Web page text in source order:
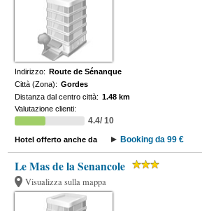
Indirizzo: Route de Sénanque
Città (Zona): Gordes
Distanza dal centro città: 1.48 km
Valutazione clienti:
4.4/ 10
Hotel offerto anche da Booking da 99 €
Le Mas de la Senancole
Visualizza sulla mappa